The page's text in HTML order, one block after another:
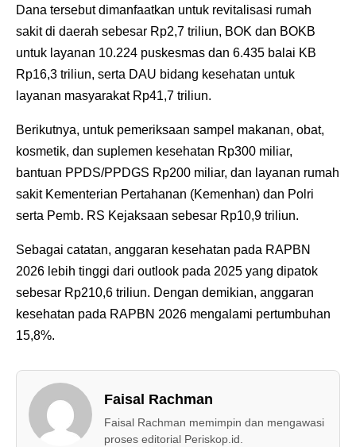
Dana tersebut dimanfaatkan untuk revitalisasi rumah
sakit di daerah sebesar Rp2,7 triliun, BOK dan BOKB
untuk layanan 10.224 puskesmas dan 6.435 balai KB
Rp16,3 triliun, serta DAU bidang kesehatan untuk
layanan masyarakat Rp41,7 triliun.
Berikutnya, untuk pemeriksaan sampel makanan, obat,
kosmetik, dan suplemen kesehatan Rp300 miliar,
bantuan PPDS/PPDGS Rp200 miliar, dan layanan rumah
sakit Kementerian Pertahanan (Kemenhan) dan Polri
serta Pemb. RS Kejaksaan sebesar Rp10,9 triliun.
Sebagai catatan, anggaran kesehatan pada RAPBN
2026 lebih tinggi dari outlook pada 2025 yang dipatok
sebesar Rp210,6 triliun. Dengan demikian, anggaran
kesehatan pada RAPBN 2026 mengalami pertumbuhan
15,8%.
Faisal Rachman
Faisal Rachman memimpin dan mengawasi
proses editorial Periskop.id.